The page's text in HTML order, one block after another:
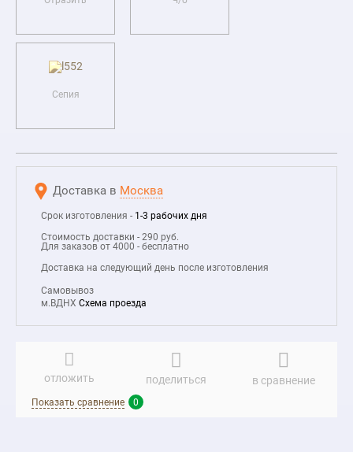
Сепия
Доставка в Москва
Срок изготовления - 1-3 рабочих дня
Стоимость доставки - 290 руб.
Для заказов от 4000 - бесплатно
Доставка на следующий день после изготовления
Самовывоз
м.ВДНХ Схема проезда
отложить поделиться в сравнение
Показать сравнение 0